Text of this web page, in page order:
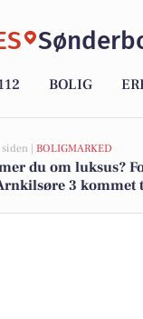
BOLIG
| BOLIGMARKED
du om luksus?
3 kommet